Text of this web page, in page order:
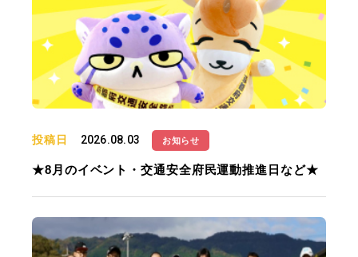
投稿日 2026.08.03 お知らせ
★8月のイベント・交通安全府民運動推進日など★